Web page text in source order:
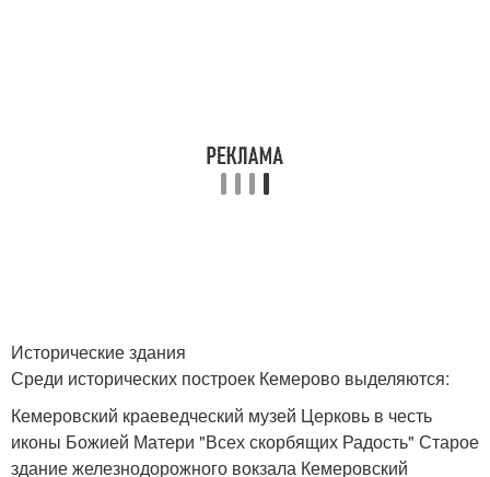
Исторические здания
Среди исторических построек Кемерово выделяются:
Кемеровский краеведческий музей Церковь в честь
иконы Божией Матери "Всех скорбящих Радость" Старое
здание железнодорожного вокзала Кемеровский